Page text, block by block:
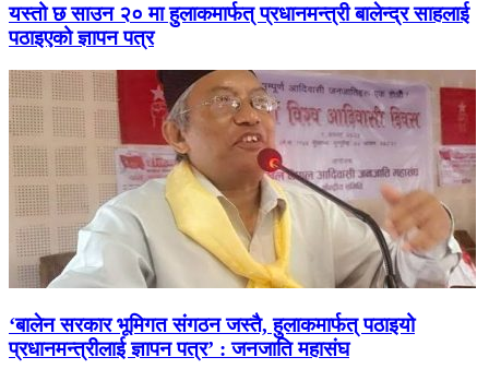
यस्तो छ साउन २० मा हुलाकमार्फत् प्रधानमन्त्री बालेन्द्र साहलाई
पठाइएको ज्ञापन पत्र
‘बालेन सरकार भूमिगत संगठन जस्तै, हुलाकमार्फत् पठाइयो
प्रधानमन्त्रीलाई ज्ञापन पत्र’ : जनजाति महासंघ